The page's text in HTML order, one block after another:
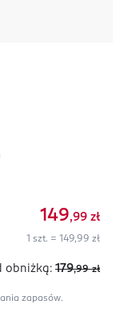
149,99 zł
1 szt. = 149,99 zł
obniżką: 179,99 zł
zapasów.